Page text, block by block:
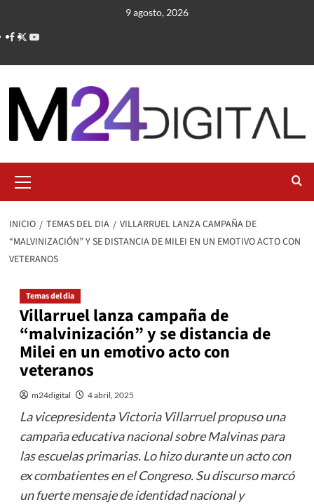
contenido
9 agosto, 2026
primario
INICIO TEMAS DEL DIA
VILLARRUEL LANZA CAMPAÑA DE
“MALVINIZACIÓN” Y SE DISTANCIA DE MILEI EN UN EMOTIVO ACTO CON
VETERANOS
Temas del dia
Villarruel lanza campaña de
“malvinización” y se distancia de
Milei en un emotivo acto con
veteranos
m24digital 4 abril, 2025
La vicepresidenta Victoria Villarruel propuso una
campaña educativa nacional sobre Malvinas para
las escuelas primarias. Lo hizo durante un acto con
ex combatientes en el Congreso. Su discurso marcó
un fuerte mensaje de identidad nacional y